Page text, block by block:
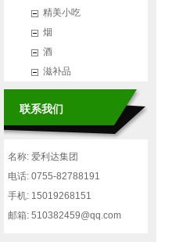
精美小吃
烟
酒
滋补品
联系我们
名称: 爱利达集团
电话: 0755-82788191
手机: 15019268151
邮箱: 510382459@qq.com